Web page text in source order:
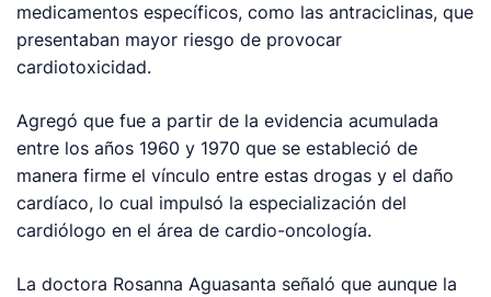
medicamentos específicos, como las antraciclinas, que
presentaban mayor riesgo de provocar
cardiotoxicidad.
Agregó que fue a partir de la evidencia acumulada
entre los años 1960 y 1970 que se estableció de
manera firme el vínculo entre estas drogas y el daño
cardíaco, lo cual impulsó la especialización del
cardiólogo en el área de cardio-oncología.
La doctora Rosanna Aguasanta señaló que aunque la